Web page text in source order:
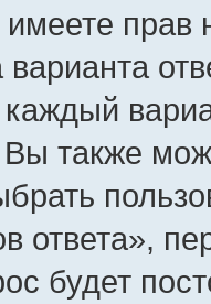
прав
Вы также
ответа»,
будет